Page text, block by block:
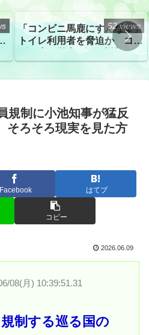
「コンビニ馬鹿にすんなよ」
トイレ利用者を脅迫か コン
52 views
規制に小池知事が猛反
ろそろ現実を見た方
Facebook はてブ
コピー
2026.06.09
08(月) 10:39:51.31
制する巡る国の